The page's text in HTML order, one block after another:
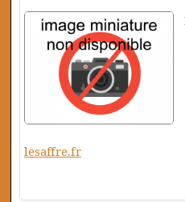
lesaffre.fr